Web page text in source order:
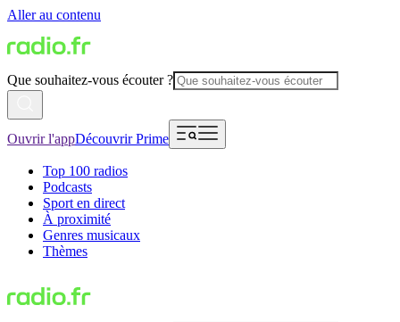
Aller au contenu
Que souhaitez-vous écouter ?
Ouvrir l'appDécouvrir Prime
Top 100 radios
Podcasts
Sport en direct
À proximité
Genres musicaux
Thèmes